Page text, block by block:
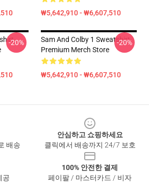
₩5,642,910 - ₩6,607,510
-20%
Sam And Colby 1 Sweatshirt
Premium Merch Store
₩5,642,910 - ₩6,607,510
-20%
배송
안심하고 쇼핑하세요
클릭에서 배송까지 24/7 보호
공
100% 안전한 결제
페이팔 / 마스터카드 / 비자